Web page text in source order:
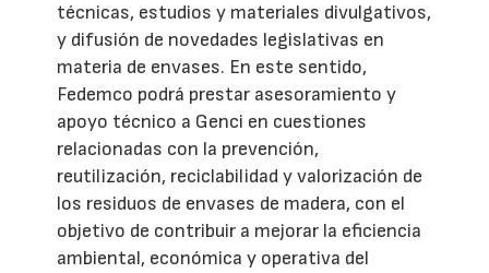
técnicas, estudios y materiales divulgativos,
y difusión de novedades legislativas en
materia de envases. En este sentido,
Fedemco podrá prestar asesoramiento y
apoyo técnico a Genci en cuestiones
relacionadas con la prevención,
reutilización, reciclabilidad y valorización de
los residuos de envases de madera, con el
objetivo de contribuir a mejorar la eficiencia
ambiental, económica y operativa del